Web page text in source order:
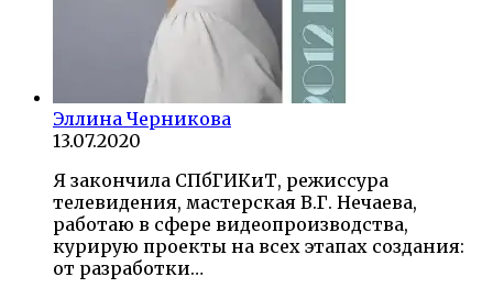
Эллина Черникова
13.07.2020
Я закончила СПбГИКиТ, режиссура
телевидения, мастерская В.Г. Нечаева,
работаю в сфере видеопроизводства,
курирую проекты на всех этапах создания:
от разработки…